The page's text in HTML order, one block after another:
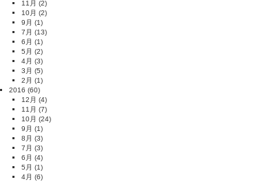
11月 (2)
10月 (2)
9月 (1)
7月 (13)
6月 (1)
5月 (2)
4月 (3)
3月 (5)
2月 (1)
2016 (60)
12月 (4)
11月 (7)
10月 (24)
9月 (1)
8月 (3)
7月 (3)
6月 (4)
5月 (1)
4月 (6)